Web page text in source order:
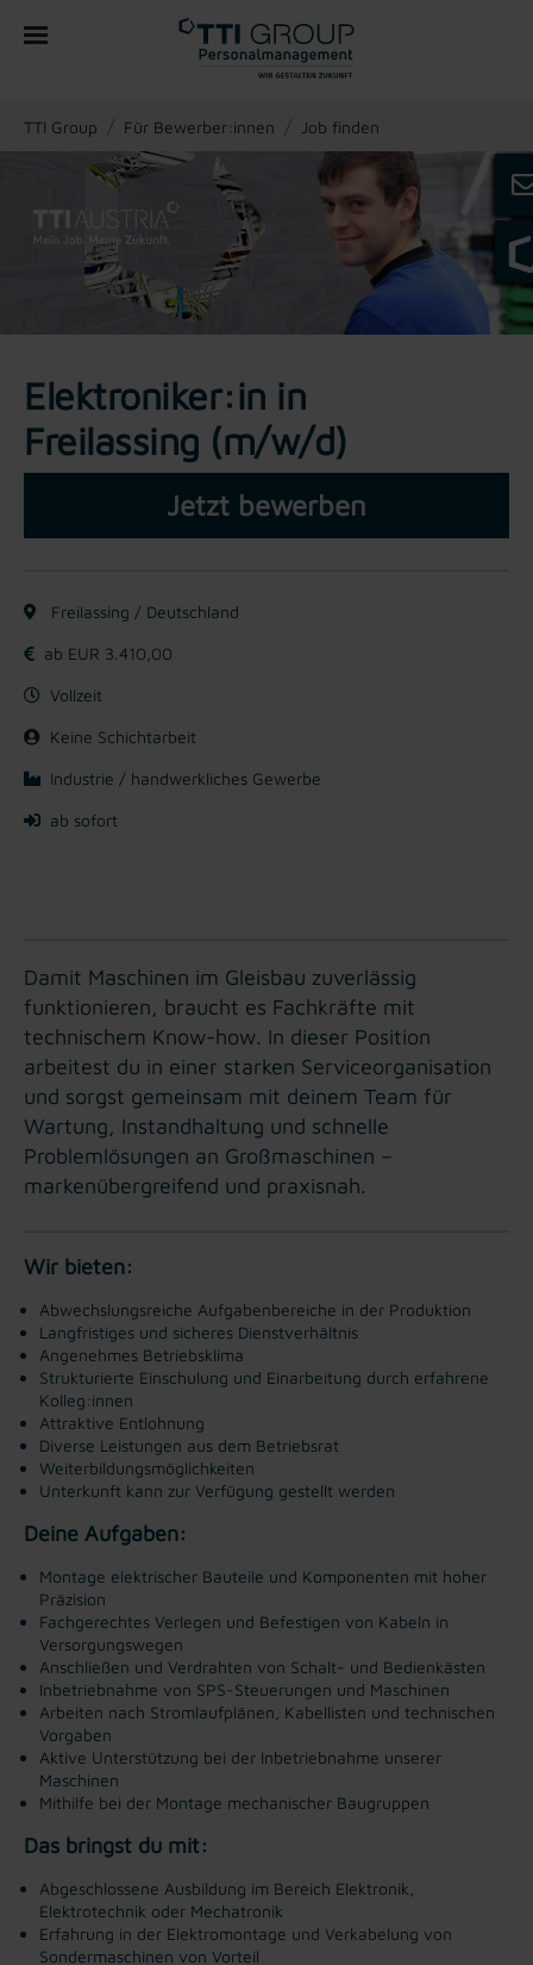
You are here:
TTI Group Für Bewerber:innen Job finden
Elektroniker:in in
Freilassing (m/w/d)
Jetzt bewerben
Freilassing / Deutschland
ab EUR 3.410,00
Vollzeit
Keine Schichtarbeit
Industrie / handwerkliches Gewerbe
ab sofort
Damit Maschinen im Gleisbau zuverlässig
funktionieren, braucht es Fachkräfte mit
technischem Know-how. In dieser Position
arbeitest du in einer starken Serviceorganisation
und sorgst gemeinsam mit deinem Team für
Wartung, Instandhaltung und schnelle
Problemlösungen an Großmaschinen –
markenübergreifend und praxisnah.
Wir bieten:
Abwechslungsreiche Aufgabenbereiche in der Produktion
Langfristiges und sicheres Dienstverhältnis
Angenehmes Betriebsklima
Strukturierte Einschulung und Einarbeitung durch erfahrene
Kolleg:innen
Attraktive Entlohnung
Diverse Leistungen aus dem Betriebsrat
Weiterbildungsmöglichkeiten
Unterkunft kann zur Verfügung gestellt werden
Deine Aufgaben:
Montage elektrischer Bauteile und Komponenten mit hoher
Präzision
Fachgerechtes Verlegen und Befestigen von Kabeln in
Versorgungswegen
Anschließen und Verdrahten von Schalt- und Bedienkästen
Inbetriebnahme von SPS-Steuerungen und Maschinen
Arbeiten nach Stromlaufplänen, Kabellisten und technischen
Vorgaben
Aktive Unterstützung bei der Inbetriebnahme unserer
Maschinen
Mithilfe bei der Montage mechanischer Baugruppen
Das bringst du mit:
Abgeschlossene Ausbildung im Bereich Elektronik,
Elektrotechnik oder Mechatronik
Erfahrung in der Elektromontage und Verkabelung von
Sondermaschinen von Vorteil